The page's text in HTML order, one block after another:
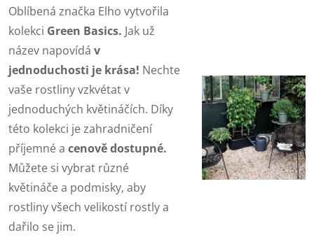
Oblíbená značka Elho vytvořila
kolekci Green Basics. Jak už
název napovídá v
jednoduchosti je krása! Nechte
vaše rostliny vzkvétat v
jednoduchých květináčích. Díky
této kolekci je zahradničení
příjemné a cenově dostupné.
Můžete si vybrat různé
květináče a podmisky, aby
rostliny všech velikostí rostly a
dařilo se jim.